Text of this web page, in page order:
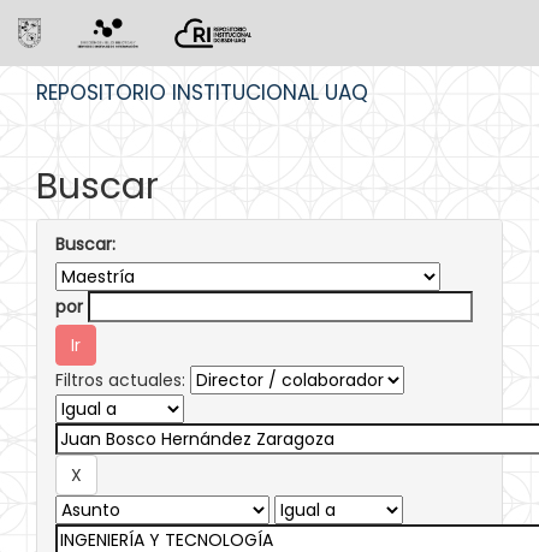
REPOSITORIO INSTITUCIONAL UAQ
Buscar
Buscar:
por
Filtros actuales: